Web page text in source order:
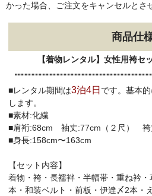
かった場合、ご注文をキャンセルとさ
商品仕
【着物レンタル】女性用袴セ
■レンタル期間は3泊4日 です。基本
します。
■素材:化繊
■肩裄:68cm 袖丈:77cm（２尺） 袴
■身長:158cm〜163cm
【セット内容】
着物・袴・長襦袢・半幅帯・重ね衿
本・和装ベルト・前板・伊達〆2本・